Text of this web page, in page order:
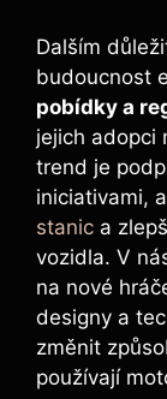
Dalším
budoucnost
pobídky a
jejich adopci
trend je
iniciativami,
stanic a
vozidla. V
na nové
designy a
změnit
používají